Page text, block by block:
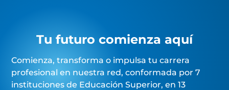
Tu futuro comienza aquí
Comienza, transforma o impulsa tu carrera
profesional en nuestra red, conformada por 7
instituciones de Educación Superior, en 13